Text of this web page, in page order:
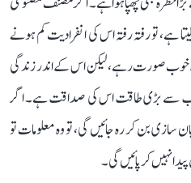
ہے، تو رفتہ رفتہ اس کی انفرادیت کم ہونے
خوب صورت رہے، لیکن اس کے اندر زندگی
سے بڑی طاقت اس کی صداقت ہے۔ اگر
سازی بن کر رہ جائیں گی، تو وہ معلومات تو
نہیں کر پائیں گی۔